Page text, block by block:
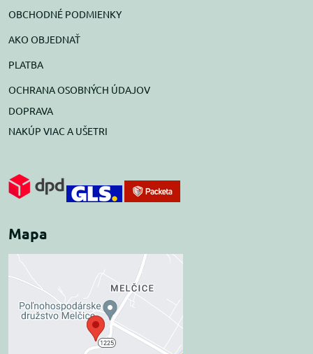
OBCHODNÉ PODMIENKY
AKO OBJEDNAŤ
PLATBA
OCHRANA OSOBNÝCH ÚDAJOV
DOPRAVA
NAKÚP VIAC A UŠETRI
Mapa
Externý obsah je
blokovaný Voľbami
súkromia
Prajete si načítať externý obsah?